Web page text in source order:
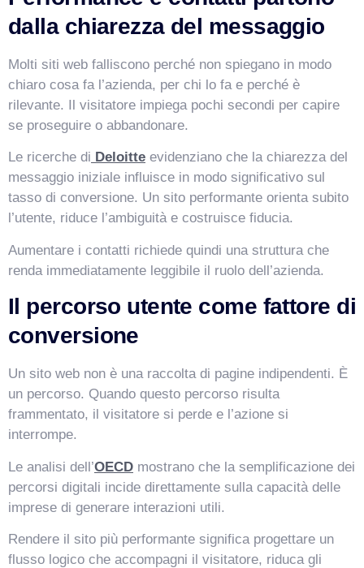
dalla chiarezza del messaggio
Molti siti web falliscono perché non spiegano in modo
chiaro cosa fa l’azienda, per chi lo fa e perché è
rilevante. Il visitatore impiega pochi secondi per capire
se proseguire o abbandonare.
Le ricerche di Deloitte evidenziano che la chiarezza del
messaggio iniziale influisce in modo significativo sul
tasso di conversione. Un sito performante orienta subito
l’utente, riduce l’ambiguità e costruisce fiducia.
Aumentare i contatti richiede quindi una struttura che
renda immediatamente leggibile il ruolo dell’azienda.
Il percorso utente come fattore di
conversione
Un sito web non è una raccolta di pagine indipendenti. È
un percorso. Quando questo percorso risulta
frammentato, il visitatore si perde e l’azione si
interrompe.
Le analisi dell’OECD mostrano che la semplificazione dei
percorsi digitali incide direttamente sulla capacità delle
imprese di generare interazioni utili.
Rendere il sito più performante significa progettare un
flusso logico che accompagni il visitatore, riduca gli
Salve! Sono VismarChat, l'agente AI di Vismarcorp. In